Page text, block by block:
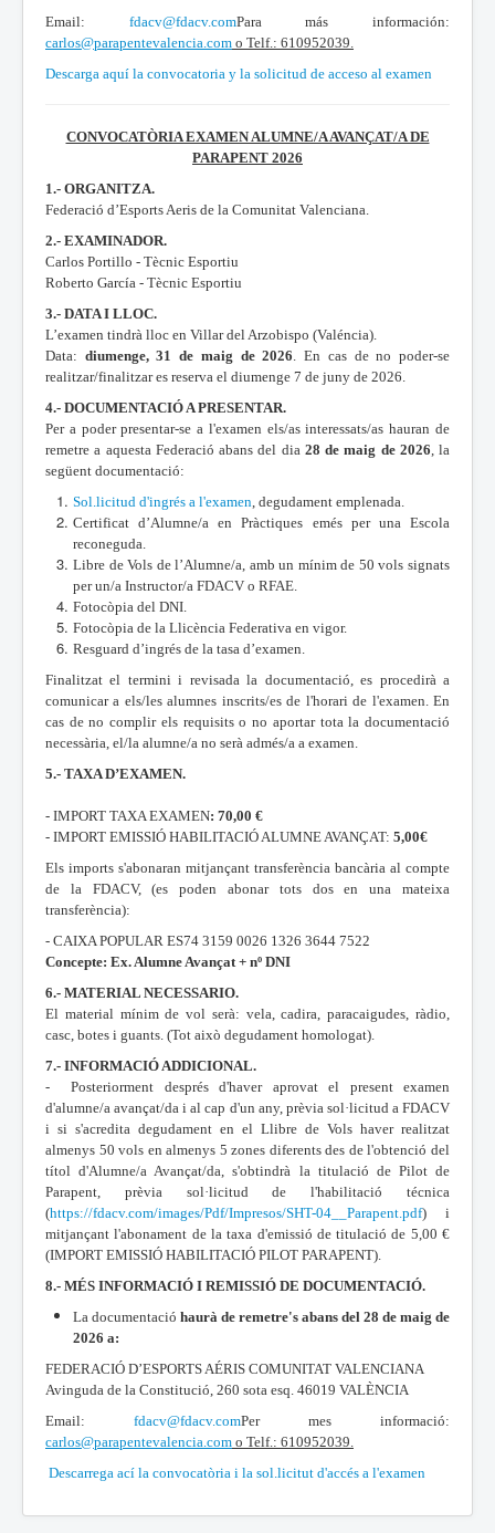
Email: fdacv@fdacv.comPara más información:
carlos@parapentevalencia.com o Telf.: 610952039.
Descarga aquí la convocatoria y la solicitud de acceso al examen
CONVOCATÒRIA EXAMEN ALUMNE/A AVANÇAT/A DE
PARAPENT 2026
1.- ORGANITZA.
Federació d’Esports Aeris de la Comunitat Valenciana.
2.- EXAMINADOR.
Carlos Portillo - Tècnic Esportiu
Roberto García - Tècnic Esportiu
3.- DATA I LLOC.
L’examen tindrà lloc en Villar del Arzobispo (Valéncia).
Data: diumenge, 31 de maig de 2026 . En cas de no poder-se
realitzar/finalitzar es reserva el diumenge 7 de juny de 2026.
4.- DOCUMENTACIÓ A PRESENTAR.
Per a poder presentar-se a l'examen els/as interessats/as hauran de
remetre a aquesta Federació abans del dia 28 de maig de 2026 , la
següent documentació:
Sol.licitud d'ingrés a l'examen , degudament emplenada.
Certificat d’Alumne/a en Pràctiques emés per una Escola
reconeguda.
Libre de Vols de l’Alumne/a, amb un mínim de 50 vols signats
per un/a Instructor/a FDACV o RFAE.
Fotocòpia del DNI.
Fotocòpia de la Llicència Federativa en vigor.
Resguard d’ingrés de la tasa d’examen.
Finalitzat el termini i revisada la documentació, es procedirà a
comunicar a els/les alumnes inscrits/es de l'horari de l'examen. En
cas de no complir els requisits o no aportar tota la documentació
necessària, el/la alumne/a no serà admés/a a examen.
5.- TAXA D’EXAMEN.
- IMPORT TAXA EXAMEN: 70,00 €
- IMPORT EMISSIÓ HABILITACIÓ ALUMNE AVANÇAT: 5,00€
Els imports s'abonaran mitjançant transferència bancària al compte
de la FDACV, (es poden abonar tots dos en una mateixa
transferència):
- CAIXA POPULAR ES74 3159 0026 1326 3644 7522
Concepte: Ex. Alumne Avançat + nº DNI
6.- MATERIAL NECESSARIO.
El material mínim de vol serà: vela, cadira, paracaigudes, ràdio,
casc, botes i guants. (Tot això degudament homologat).
7.- INFORMACIÓ ADDICIONAL.
- Posteriorment després d'haver aprovat el present examen
d'alumne/a avançat/da i al cap d'un any, prèvia sol·licitud a FDACV
i si s'acredita degudament en el Llibre de Vols haver realitzat
almenys 50 vols en almenys 5 zones diferents des de l'obtenció del
títol d'Alumne/a Avançat/da, s'obtindrà la titulació de Pilot de
Parapent, prèvia sol·licitud de l'habilitació técnica
(https://fdacv.com/images/Pdf/Impresos/SHT-04__Parapent.pdf) i
mitjançant l'abonament de la taxa d'emissió de titulació de 5,00 €
(IMPORT EMISSIÓ HABILITACIÓ PILOT PARAPENT).
8.- MÉS INFORMACIÓ I REMISSIÓ DE DOCUMENTACIÓ.
La documentació haurà de remetre's abans del 28 de maig de
2026 a:
FEDERACIÓ D’ESPORTS AÉRIS COMUNITAT VALENCIANA
Avinguda de la Constitució, 260 sota esq. 46019 VALÈNCIA
Email: fdacv@fdacv.comPer mes informació:
carlos@parapentevalencia.com o Telf.: 610952039.
Descarrega ací la convocatòria i la sol.licitut d'accés a l'examen